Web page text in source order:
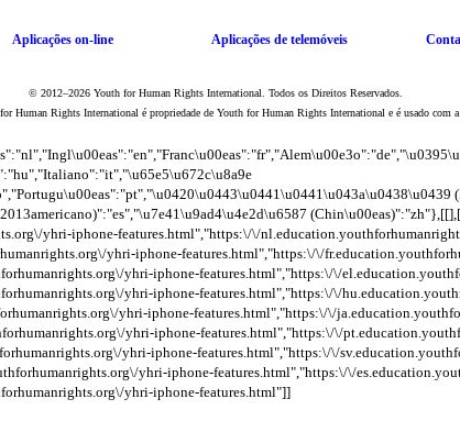
Aplicações on-line Aplicações de telemóveis
© 2012–2026 Youth for Human Rights International. Todos os Direitos Reservados.
Human Rights International é propriedade de Youth for Human Rights International e é usado com a
yhri-iphone-features.html","https:\/\/
yhri-iphone-features.html","https:\/\/
yhri-iphone-features.html","https:\/\/
yhri-iphone-features.html","https:\/\/
yhri-iphone-features.html","https:\/\/
yhri-iphone-features.html","https:\/\/
yhri-iphone-features.html","https:\/\/
yhri-iphone-features.html","https:\/\/
yhri-iphone-features.html"]]